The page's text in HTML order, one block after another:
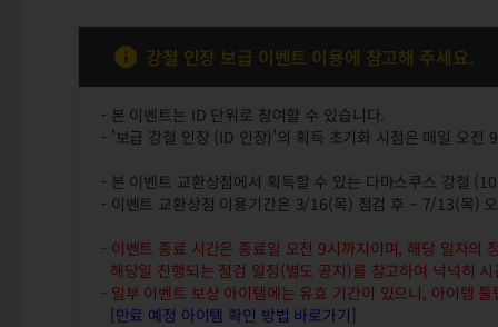
강철 인장 보급 이벤트 이용에 참고해 주세요.
- 본 이벤트는 ID 단위로 참여할 수 있습니다.
- '보급 강철 인장 (ID 인장)'의 획득 초기화 시점은 매일 오전
- 본 이벤트 교환상점에서 획득할 수 있는 다마스쿠스 강철
- 이벤트 교환상점 이용기간은 3/16(목) 점검 후 ~ 7/13(목)
- 이벤트 종료 시간은 종료일 오전 9시까지이며, 해당 일자의
해당일 진행되는 점검 일정(별도 공지)를 참고하여 넉넉히
- 일부 이벤트 보상 아이템에는 유효 기간이 있으니, 아이템
[만료 예정 아이템 확인 방법 바로가기]